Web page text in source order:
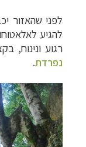
לפני שהאזור
להגיע
רגוע ונינוח,
נפרדת.